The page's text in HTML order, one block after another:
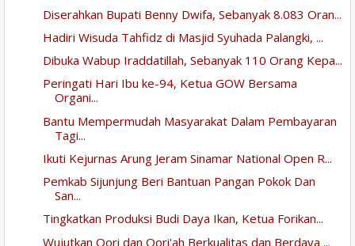
Diserahkan Bupati Benny Dwifa, Sebanyak 8.083 Oran...
Hadiri Wisuda Tahfidz di Masjid Syuhada Palangki, ...
Dibuka Wabup Iraddatillah, Sebanyak 110 Orang Kepa...
Peringati Hari Ibu ke-94, Ketua GOW Bersama
Organi...
Bantu Mempermudah Masyarakat Dalam Pembayaran
Tagi...
Ikuti Kejurnas Arung Jeram Sinamar National Open R...
Pemkab Sijunjung Beri Bantuan Pangan Pokok Dan
San...
Tingkatkan Produksi Budi Daya Ikan, Ketua Forikan...
Wujutkan Qori dan Qori'ah Berkualitas dan Berdaya ...